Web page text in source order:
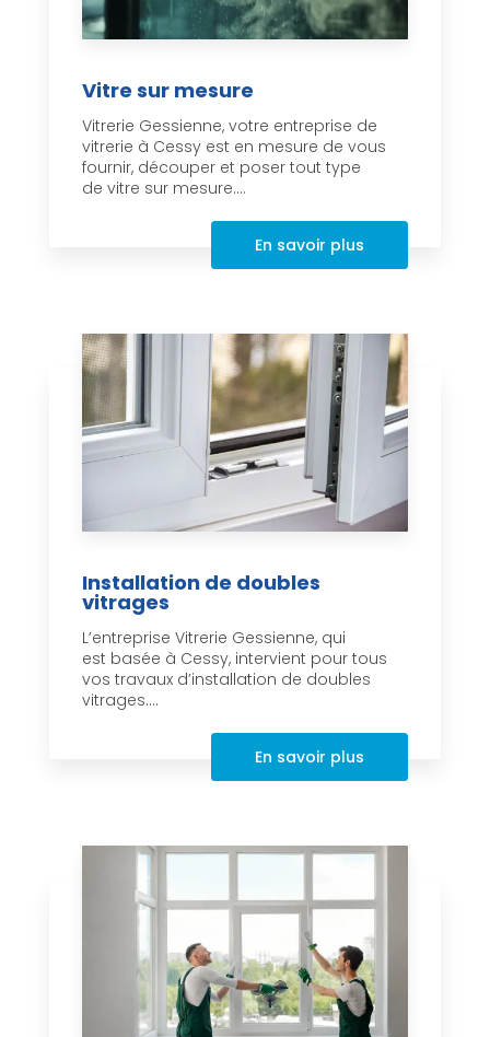
Vitre sur mesure
Vitrerie Gessienne, votre entreprise de
vitrerie à Cessy est en mesure de vous
fournir, découper et poser tout type
de vitre sur mesure....
En savoir plus
Installation de doubles
vitrages
L’entreprise Vitrerie Gessienne, qui
est basée à Cessy, intervient pour tous
vos travaux d’installation de doubles
vitrages....
En savoir plus